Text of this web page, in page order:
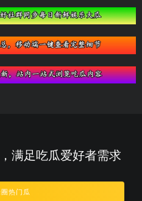
满足吃瓜爱好者需求
热门瓜